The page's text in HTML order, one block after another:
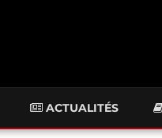
ACTUALITÉS